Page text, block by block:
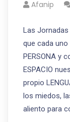
Afanip
Las Jornadas
que cada
PERSONA y
ESPACIO
propio
los miedos,
aliento para